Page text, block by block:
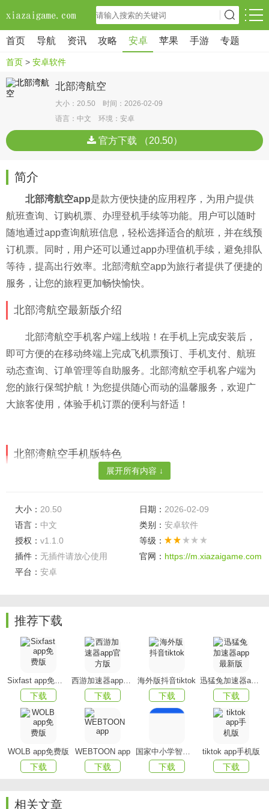
首页 导航 资讯 攻略 安卓 苹果 手游 专题
首页 > 安卓软件
北部湾航空
大小：20.50 时间：2026-02-09
语言：中文 环境：安卓
官方下载 （20.50）
简介
北部湾航空app是款方便快捷的应用程序，为用户提供
航班查询、订购机票、办理登机手续等功能。用户可以随时
随地通过app查询航班信息，轻松选择适合的航班，并在线预
订机票。同时，用户还可以通过app办理值机手续，避免排队
等待，提高出行效率。北部湾航空app为旅行者提供了便捷的
服务，让您的旅程更加畅快愉快。
北部湾航空最新版介绍
北部湾航空手机客户端上线啦！在手机上完成安装后，
即可方便的在移动终端上完成飞机票预订、手机支付、航班
动态查询、订单管理等自助服务。北部湾航空手机客户端为
您的旅行保驾护航！为您提供随心而动的温馨服务，欢迎广
大旅客使用，体验手机订票的便利与舒适！
北部湾航空手机版特色
通过软件可以享受到特价的机票，轻松的购
提现选购，
飞机上的增值服务都可以提前进行选购，到
了机场即可享受到服务了哦。
增值服务，用户可以在平台中享受到许多的增值服务，
给你带来了更多的服务体验。
等。
在这里根据自己的需求进行一个航程的订购服
务。
服务大厅：
在这里为你带来全面的服务玩法，让你有更
多的选择。
我的：进行账号的登录，在这里对于自己的个人资料进
行更好的管理。
展开所有内容 ↓
大小： 20.50 日期： 2026-02-09
语言： 中文 类别： 安卓软件
授权： v1.1.0
等级：
插件： 无插件请放心使用 官网： https://m.xiazaigame.com
平台： 安卓
推荐下载
Sixfast app免费版
下载
西游加速器app官方版
下载
海外版抖音tiktok
下载
迅猛兔加速器app最新版
下载
WOLB app免费版
下载
WEBTOON app
下载
国家中小学智慧教育平台app(智慧中小学)
下载
tiktok app手机版
下载
相关文章